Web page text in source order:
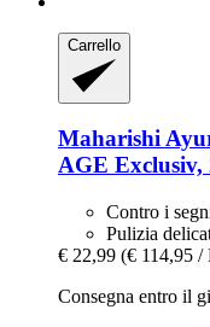
Carrello
Maharishi
AGE Exclusiv,
Contro i
Pulizia
€ 22,99 (€ 114,95 /
Consegna entro il